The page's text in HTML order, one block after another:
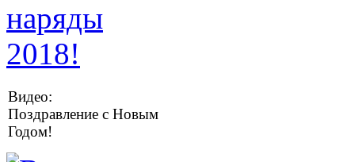
Видео:
Поздравление с Новым
Годом!